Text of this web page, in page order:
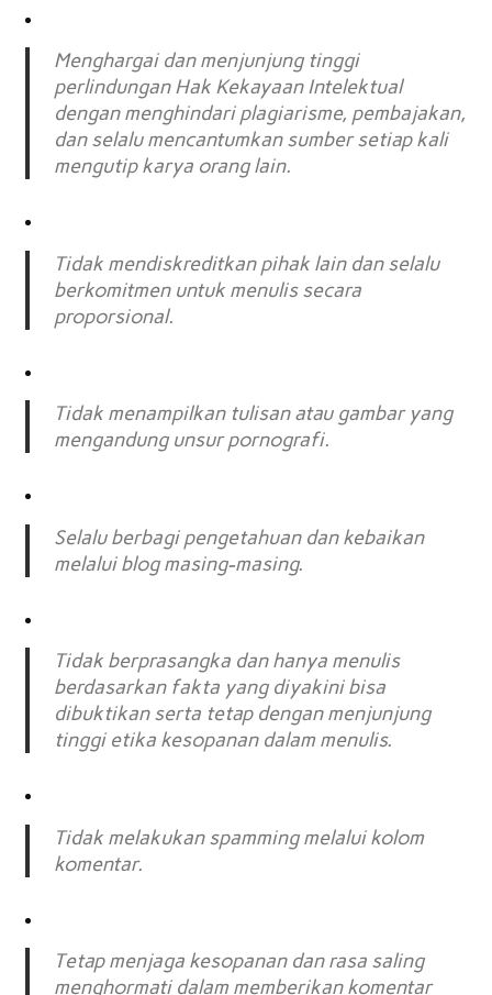
Menghargai dan menjunjung tinggi
perlindungan Hak Kekayaan Intelektual
dengan menghindari plagiarisme, pembajakan,
dan selalu mencantumkan sumber setiap kali
mengutip karya orang lain.
Tidak mendiskreditkan pihak lain dan selalu
berkomitmen untuk menulis secara
proporsional.
Tidak menampilkan tulisan atau gambar yang
mengandung unsur pornografi.
Selalu berbagi pengetahuan dan kebaikan
melalui blog masing-masing.
Tidak berprasangka dan hanya menulis
berdasarkan fakta yang diyakini bisa
dibuktikan serta tetap dengan menjunjung
tinggi etika kesopanan dalam menulis.
Tidak melakukan spamming melalui kolom
komentar.
Tetap menjaga kesopanan dan rasa saling
menghormati dalam memberikan komentar